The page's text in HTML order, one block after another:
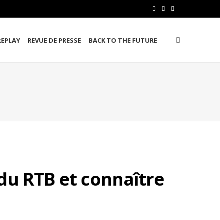
c
e t
n
k
REVUE DE PRESSE BACK TO THE FUTURE
RTB et connaître